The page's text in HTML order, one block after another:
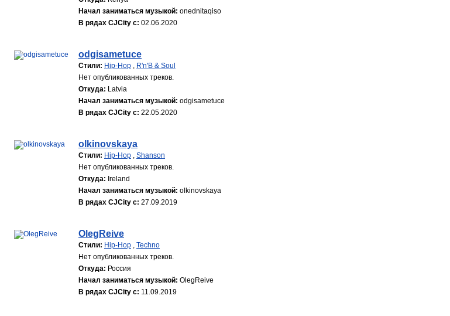
Начал заниматься музыкой: onednitaqiso
В рядах CJCity с: 02.06.2020
odgisametuce
Стили: Hip-Hop , R'n'B & Soul
Нет опубликованных треков.
Откуда: Latvia
Начал заниматься музыкой: odgisametuce
В рядах CJCity с: 22.05.2020
olkinovskaya
Стили: Hip-Hop , Shanson
Нет опубликованных треков.
Откуда: Ireland
Начал заниматься музыкой: olkinovskaya
В рядах CJCity с: 27.09.2019
OlegReive
Стили: Hip-Hop , Techno
Нет опубликованных треков.
Откуда: Россия
Начал заниматься музыкой: OlegReive
В рядах CJCity с: 11.09.2019